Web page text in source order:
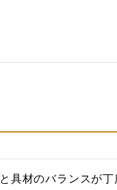
具材のバランスが丁